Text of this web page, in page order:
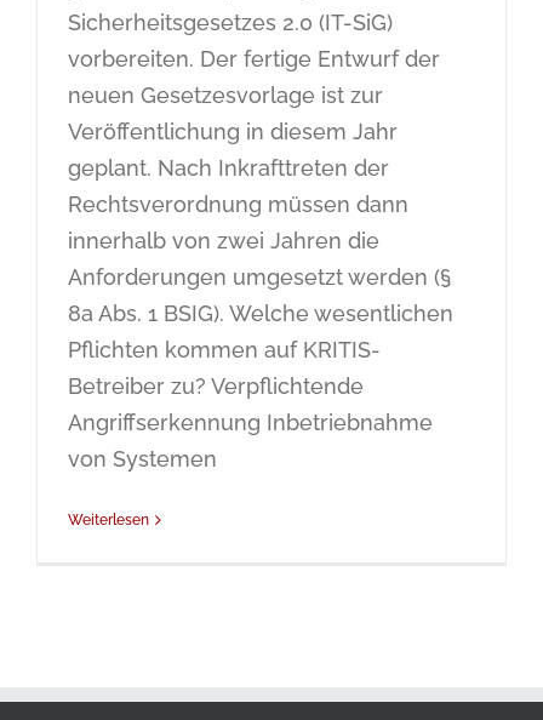
Sicherheitsgesetzes 2.0 (IT-SiG)
vorbereiten. Der fertige Entwurf der
neuen Gesetzesvorlage ist zur
Veröffentlichung in diesem Jahr
geplant. Nach Inkrafttreten der
Rechtsverordnung müssen dann
innerhalb von zwei Jahren die
Anforderungen umgesetzt werden (§
8a Abs. 1 BSIG). Welche wesentlichen
Pflichten kommen auf KRITIS-
Betreiber zu? Verpflichtende
Angriffserkennung Inbetriebnahme
von Systemen
Weiterlesen